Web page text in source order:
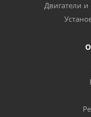
Двигатели